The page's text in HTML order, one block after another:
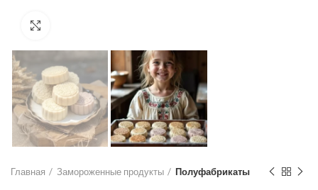
Главная Замороженные продукты Полуфабрикаты